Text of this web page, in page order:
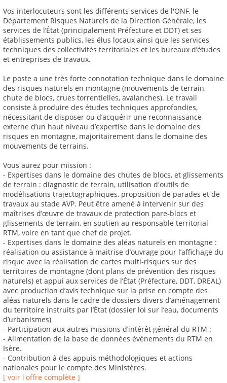
Vos interlocuteurs sont les différents services de l'ONF, le
Département Risques Naturels de la Direction Générale, les
services de l’État (principalement Préfecture et DDT) et ses
établissements publics, les élus locaux ainsi que les services
techniques des collectivités territoriales et les bureaux d’études
et entreprises de travaux.
Le poste a une très forte connotation technique dans le domaine
des risques naturels en montagne (mouvements de terrain,
chute de blocs, crues torrentielles, avalanches). Le travail
consiste à produire des études techniques approfondies,
nécessitant de disposer ou d’acquérir une reconnaissance
externe d’un haut niveau d’expertise dans le domaine des
risques en montagne, majoritairement dans le domaine des
mouvements de terrains.
Vous aurez pour mission :
- Expertises dans le domaine des chutes de blocs, et glissements
de terrain : diagnostic de terrain, utilisation d'outils de
modélisations trajectographiques, proposition de parades et de
travaux au stade AVP. Peut être amené à intervenir sur des
maîtrises d’œuvre de travaux de protection pare-blocs et
glissements de terrain, en soutien au responsable territorial
RTM, voire en tant que chef de projet.
- Expertises dans le domaine des aléas naturels en montagne :
réalisation ou assistance à maitrise d’ouvrage pour l’affichage du
risque avec la réalisation de cartes multi-risques sur des
territoires de montagne (dont plans de prévention des risques
naturels) et appui aux services de l’État (Préfecture, DDT, DREAL)
avec production d’avis technique sur la prise en compte des
aléas naturels dans le cadre de dossiers divers d’aménagement
du territoire instruits par l’État (dossier loi sur l’eau, documents
d’urbanismes)
- Participation aux autres missions d’intérêt général du RTM :
- Alimentation de la base de données évènements du RTM en
Isère.
- Contribution à des appuis méthodologiques et actions
nationales pour le compte des Ministères.
[ voir l'offre complète ]